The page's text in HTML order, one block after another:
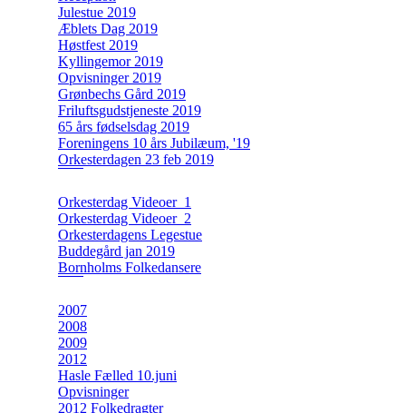
Julestue 2019
Æblets Dag 2019
Høstfest 2019
Kyllingemor 2019
Opvisninger 2019
Grønbechs Gård 2019
Friluftsgudstjeneste 2019
65 års fødselsdag 2019
Foreningens 10 års Jubilæum, '19
Orkesterdagen 23 feb 2019
Orkesterdag Videoer_1
Orkesterdag Videoer_2
Orkesterdagens Legestue
Buddegård jan 2019
Bornholms Folkedansere
2007
2008
2009
2012
Hasle Fælled 10.juni
Opvisninger
2012 Folkedragter